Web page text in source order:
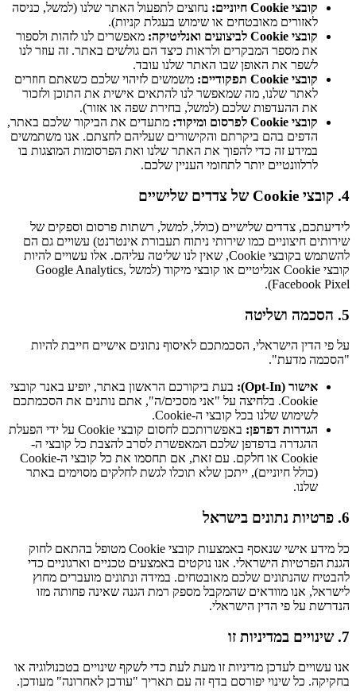
קובצי Cookie חיוניים:
נחוצים לתפעול האתר שלנו (למשל, כניסה
לאזורים מאובטחים או שימוש בעגלת קניות).
קובצי Cookie לביצועים ואנליטיקה:
מאפשרים לנו לזהות ולספור
את מספר המבקרים ולראות כיצד הם גולשים באתר. זה עוזר לנו
לשפר את האופן שבו האתר שלנו עובד.
קובצי Cookie תפקודיים:
משמשים לזיהוי שלכם כשאתם חוזרים
לאתר שלנו, מה שמאפשר לנו להתאים אישית את התוכן ולזכור
את ההעדפות שלכם (למשל, בחירת שפה או אזור).
קובצי Cookie לפרסום ומיקוד:
מתעדים את הביקור שלכם באתר,
הדפים בהם ביקרתם והקישורים שעליהם לחצתם. אנו משתמשים
במידע זה כדי להפוך את האתר שלנו ואת הפרסומות המוצגות בו
לרלוונטיים יותר לתחומי העניין שלכם.
4. קובצי Cookie של צדדים שלישיים
לידיעתכם, צדדים שלישיים (כולל, למשל, רשתות פרסום וספקים של
שירותים חיצוניים כמו שירותי ניתוח תעבורת אינטרנט) עשויים גם הם
להשתמש בקובצי Cookie, שאין לנו שליטה עליהם. אלו עשויים להיות
קובצי Cookie אנליטיים או קובצי מיקוד (למשל Google Analytics,
Facebook Pixel).
5. הסכמה ושליטה
על פי הדין הישראלי, הסכמתכם לאיסוף נתונים אישיים חייבת להיות
"הסכמה מדעת".
אישור (Opt-In):
בעת ביקורכם הראשון באתר, יופיע באנר קובצי
Cookie. בלחיצה על "אני מסכים/ה", אתם נותנים את הסכמתכם
לשימוש שלנו בכל קובצי ה-Cookie.
הגדרות דפדפן:
באפשרותכם לחסום קובצי Cookie על ידי הפעלת
ההגדרה בדפדפן שלכם המאפשרת לסרב להצבת כל קובצי ה-
Cookie או חלקם. עם זאת, אם תחסמו את כל קובצי ה-Cookie
(כולל חיוניים), ייתכן שלא תוכלו לגשת לחלקים מסוימים באתר
שלנו.
6. פרטיות נתונים בישראל
כל מידע אישי שנאסף באמצעות קובצי Cookie מטופל בהתאם לחוק
הגנת הפרטיות הישראלי. אנו נוקטים באמצעים טכניים וארגוניים כדי
להבטיח שהנתונים שלכם מאובטחים. במידה ונתונים מועברים מחוץ
לישראל, אנו מוודאים שהמקבל מספק רמת הגנה שאינה פחותה מזו
הנדרשת על פי הדין הישראלי.
7. שינויים במדיניות זו
אנו עשויים לעדכן מדיניות זו מעת לעת כדי לשקף שינויים בטכנולוגיה או
בחקיקה. כל שינוי יפורסם בדף זה עם תאריך "עודכן לאחרונה" מעודכן.